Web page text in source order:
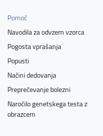
Pomoč
Navodila za odvzem vzorca
Pogosta vprašanja
Popusti
Načini dedovanja
Preprečevanje bolezni
Naročilo genetskega testa z
obrazcem